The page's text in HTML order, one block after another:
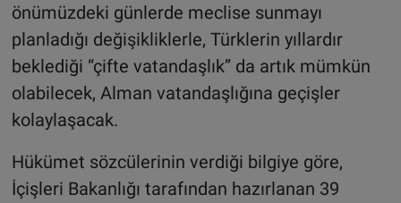
önümüzdeki günlerde meclise sunmayı
planladığı değişikliklerle, Türklerin yıllardır
beklediği “çifte vatandaşlık” da artık mümkün
olabilecek, Alman vatandaşlığına geçişler
kolaylaşacak.
Hükümet sözcülerinin verdiği bilgiye göre,
İçişleri Bakanlığı tarafından hazırlanan 39